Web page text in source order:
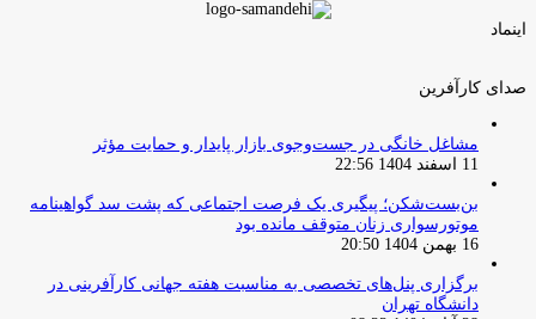
اینماد
صدای کارآفرین
مشاغل خانگی در جست‌وجوی بازار پایدار و حمایت مؤثر
11 اسفند 1404 22:56
بن‌بست‌شکن؛ پیگیری یک فرصت اجتماعی که پشت سد گواهینامه
موتورسواری زنان متوقف مانده بود
16 بهمن 1404 20:50
برگزاری پنل‌های تخصصی به مناسبت هفته جهانی کارآفرینی در
دانشگاه تهران